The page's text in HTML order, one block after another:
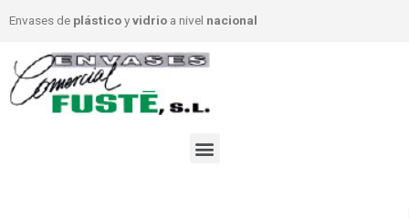
Envases de plásticoyvidrio a nivel nacional